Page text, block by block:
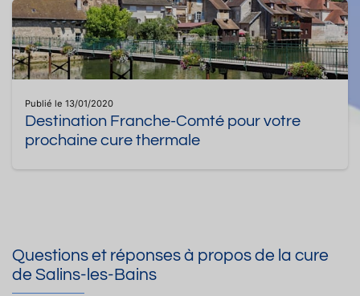
Publié le 13/01/2020
Destination Franche-Comté pour votre
prochaine cure thermale
Questions et réponses à propos de la cure
de Salins-les-Bains